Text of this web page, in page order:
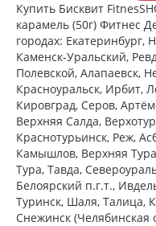
Купить Бисквит
карамель (50г) Фитнес
городах: Екатеринбург,
Каменск-Уральский,
Полевской, Алапаевск,
Красноуральск, Ирбит,
Кировград, Серов,
Верхняя Салда,
Краснотурьинск, Реж,
Камышлов, Верхняя
Тура, Тавда,
Белоярский п.г.т.,
Туринск, Шаля, Талица,
Снежинск (Челябинская